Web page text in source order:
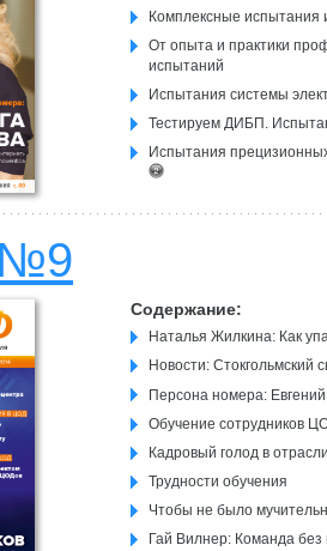
Комплексные
От опыта и практики
испытаний
Испытания системы
Тестируем ДИБП.
Испытания
Российским ЦОДам –
№9
Содержание:
Наталья Жилкина: Как
Новости: Стокгольмский
Персона номера:
Обучение сотрудников
Кадровый голод в
Трудности обучения
Чтобы не было
Гай Вилнер: Команда без